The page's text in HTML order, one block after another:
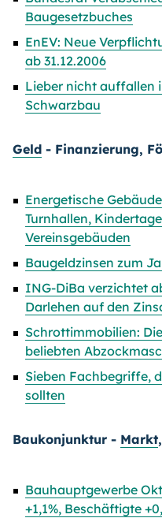
Baugesetzbuches
EnEV: Neue
ab 31.12.2006
Lieber nicht auffallen
Schwarzbau
Geld - Finanzierung,
Energetische
Turnhallen,
Vereinsgebäuden
Baugeldzinsen zum
ING-DiBa verzichtet
Darlehen auf den
Schrottimmobilien:
beliebten
Sieben Fachbegriffe,
sollten
Baukonjunktur - Markt
Bauhauptgewerbe
+1,1%, Beschäftigte